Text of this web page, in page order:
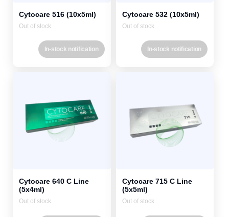
Cytocare 516 (10x5ml)
Out of stock
In-stock notification
Cytocare 532 (10x5ml)
Out of stock
In-stock notification
Cytocare 640 C Line
(5x4ml)
Out of stock
Cytocare 715 C Line
(5x5ml)
Out of stock